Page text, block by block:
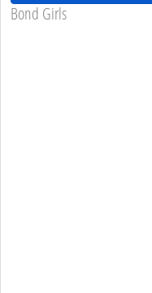
Bond Girls